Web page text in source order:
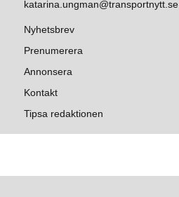
katarina.ungman@transportnytt.se
Nyhetsbrev
Prenumerera
Annonsera
Kontakt
Tipsa redaktionen